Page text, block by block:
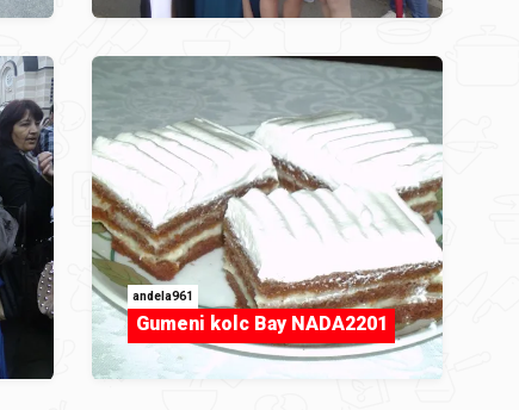
andela961
Gumeni kolc Bay NADA2201